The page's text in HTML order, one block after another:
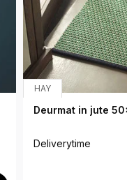
HAY
Deurmat in jute
Deliverytime